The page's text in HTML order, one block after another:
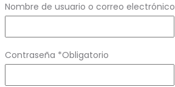
Nombre de usuario o correo electrónico
Contraseña *Obligatorio